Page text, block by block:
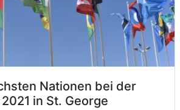
Nationen bei der
in St. George